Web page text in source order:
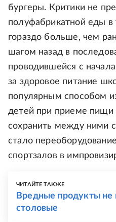
бургеры. Критики не
полуфабрикатной еды в
гораздо больше, чем
шагом назад в
проводившейся с
за здоровое питание
популярным способом
детей при приеме пищи
сохранить между ними
стало
спортзалов в
ЧИТАЙТЕ ТАКЖЕ
Вредные продукты не
столовые